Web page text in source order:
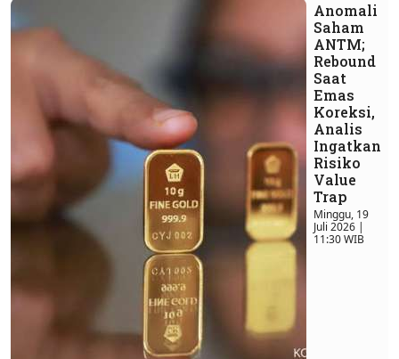
Anomali
Saham
ANTM;
Rebound
Saat
Emas
Koreksi,
Analis
Ingatkan
Risiko
Value
Trap
Minggu, 19
Juli 2026 |
11:30 WIB